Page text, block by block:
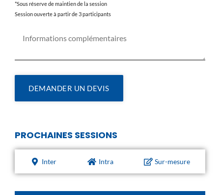
*Sous réserve de maintien de la session
Session ouverte à partir de 3 participants
DEMANDER UN DEVIS
PROCHAINES SESSIONS
Inter Intra Sur-mesure